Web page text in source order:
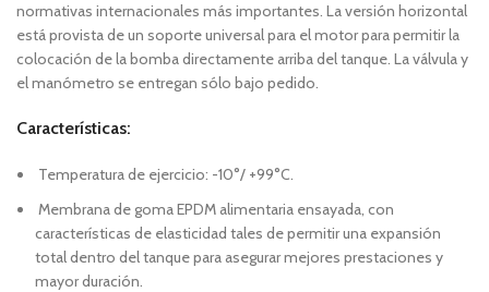
normativas internacionales más importantes. La versión horizontal
está provista de un soporte universal para el motor para permitir la
colocación de la bomba directamente arriba del tanque. La válvula y
el manómetro se entregan sólo bajo pedido.
Características:
Temperatura de ejercicio: -10°/ +99°C.
Membrana de goma EPDM alimentaria ensayada, con
características de elasticidad tales de permitir una expansión
total dentro del tanque para asegurar mejores prestaciones y
mayor duración.